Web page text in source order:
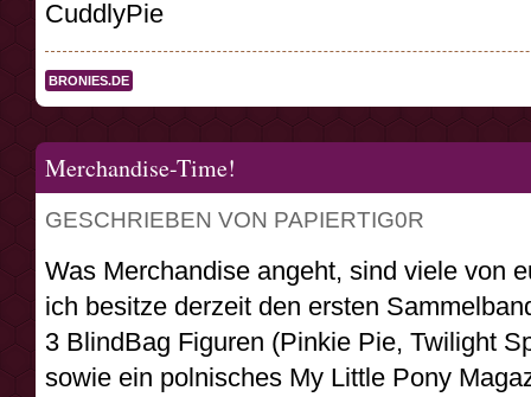
CuddlyPie
BRONIES.DE
Merchandise-Time!
GESCHRIEBEN VON PAPIERTIG0R
Was Merchandise angeht, sind viele von
ich besitze derzeit den ersten
3 BlindBag Figuren (Pinkie Pie, Twilight
sowie ein polnisches My Little Pony